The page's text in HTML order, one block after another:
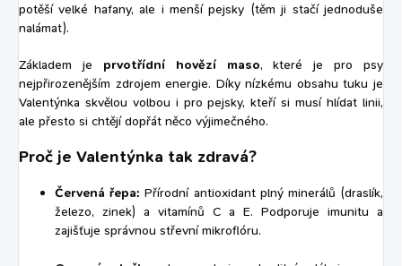
potěší velké hafany, ale i menší pejsky (těm ji stačí jednoduše
nalámat).
Základem je prvotřídní hovězí maso, které je pro psy
nejpřirozenějším zdrojem energie. Díky nízkému obsahu tuku je
Valentýnka skvělou volbou i pro pejsky, kteří si musí hlídat linii,
ale přesto si chtějí dopřát něco výjimečného.
Proč je Valentýnka tak zdravá?
Červená řepa: Přírodní antioxidant plný minerálů (draslík,
železo, zinek) a vitamínů C a E. Podporuje imunitu a
zajišťuje správnou střevní mikroflóru.